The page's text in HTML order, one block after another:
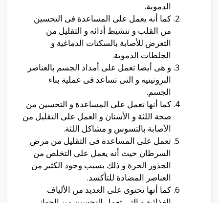
الدموية.
كما أنه يعمل على المساعدة فى التحسين
من القلب و تنشيط أدائه و التقليل من
التعرض للأصابة بالسكتات الدماغية و
الجلطات الدموية.
و هى أيضا تعمل على أمداد الجسم بالعناصر
البروتينية و التى تساعد فى عملية بناء
الجسم.
كما أنها تعمل على المساعدة و التحسين من
صحة اللثة و الأسنان و العمل على التقليل من
الأصابة بالتسوس و مشاكل اللثة.
تعمل على المساعدة فى التقليل من مرض
السرطان حيث أنه يعمل على التخلص من
الجذور الحرة و ذلك بسبب وجود الكثير من
العناصر المضادة للتأكسد.
كما أنها تحتوى على العديد من الألياف